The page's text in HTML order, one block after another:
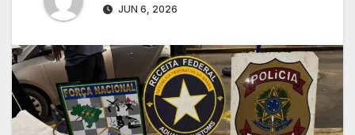
JUN 6, 2026